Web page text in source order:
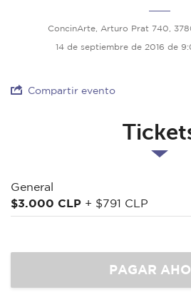
ConcinArte, Arturo Prat 740,
14 de septiembre de 2016 de
Compartir evento
General
$3.000 CLP + $791 CLP